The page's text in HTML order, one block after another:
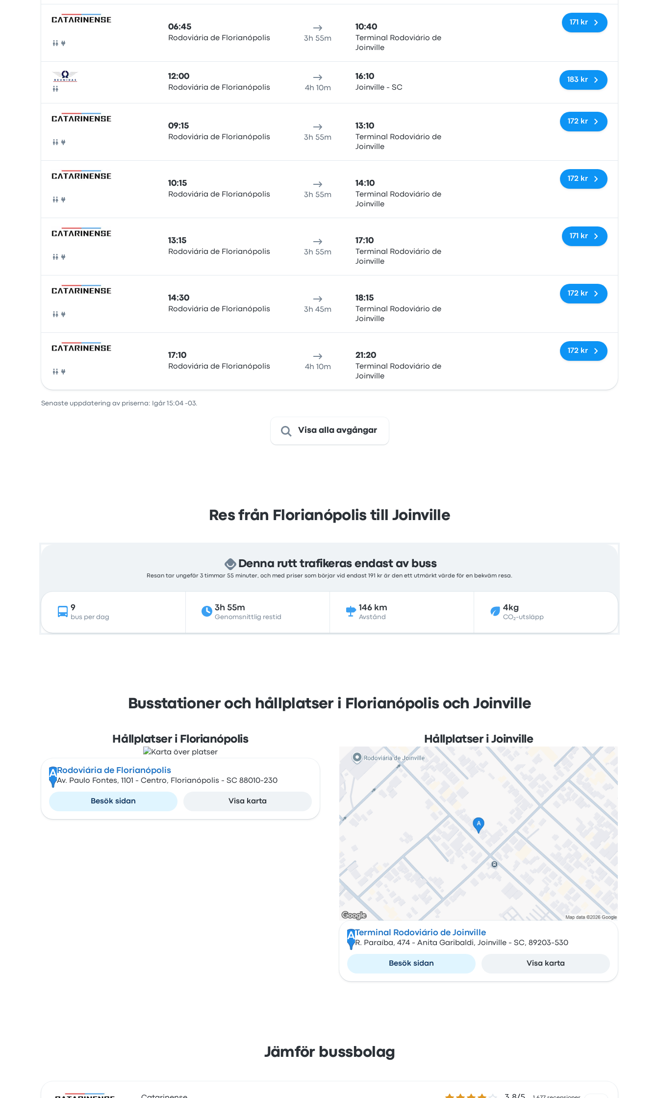
Buss
06:45
Rodoviária de Florianópolis 3h 55m
10:40
Terminal Rodoviário de
Joinville
Inga taggar
171 kr
Buss
12:00
Rodoviária de Florianópolis 4h 10m
16:10
Joinville - SC
Inga taggar
183 kr
Buss
09:15
Rodoviária de Florianópolis 3h 55m
13:10
Terminal Rodoviário de
Joinville
Inga taggar
172 kr
Buss
10:15
Rodoviária de Florianópolis 3h 55m
14:10
Terminal Rodoviário de
Joinville
Inga taggar
172 kr
Buss
13:15
Rodoviária de Florianópolis 3h 55m
17:10
Terminal Rodoviário de
Joinville
Inga taggar
171 kr
Buss
14:30
Rodoviária de Florianópolis 3h 45m
18:15
Terminal Rodoviário de
Joinville
Inga taggar
172 kr
Buss
17:10
Rodoviária de Florianópolis 4h 10m
21:20
Terminal Rodoviário de
Joinville
Inga taggar
172 kr
Senaste uppdatering av priserna: Igår 15:04 -03.
Visa alla avgångar
Res från Florianópolis till Joinville
Denna rutt trafikeras endast av buss
Resan tar ungefär 3 timmar 55 minuter, och med priser som börjar vid endast 191 kr är den ett utmärkt värde för en bekväm resa.
9
bus per dag
3h 55m
Genomsnittlig restid
146 km
Avstånd
4kg
CO₂-utsläpp
Busstationer och hållplatser i Florianópolis och Joinville
Hållplatser i Florianópolis
A Rodoviária de Florianópolis
Av. Paulo Fontes, 1101 - Centro, Florianópolis - SC 88010-230
Besök sidan Visa karta
Hållplatser i Joinville
A Terminal Rodoviário de Joinville
R. Paraíba, 474 - Anita Garibaldi, Joinville - SC, 89203-530
Besök sidan Visa karta
Jämför bussbolag